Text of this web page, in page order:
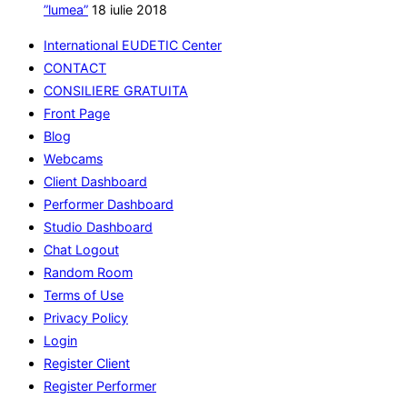
”lumea” 18 iulie 2018
International EUDETIC Center
CONTACT
CONSILIERE GRATUITA
Front Page
Blog
Webcams
Client Dashboard
Performer Dashboard
Studio Dashboard
Chat Logout
Random Room
Terms of Use
Privacy Policy
Login
Register Client
Register Performer